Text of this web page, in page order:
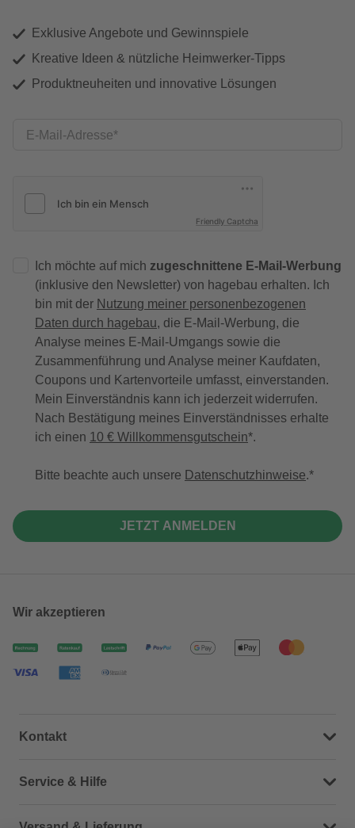
Exklusive Angebote und Gewinnspiele
Kreative Ideen & nützliche Heimwerker-Tipps
Produktneuheiten und innovative Lösungen
E-Mail-Adresse
Friendly Captcha
Ich möchte auf mich zugeschnittene E-Mail-Werbung
(inklusive den Newsletter) von hagebau erhalten. Ich
bin mit der Nutzung meiner personenbezogenen
Daten durch hagebau, die E-Mail-Werbung, die
Analyse meines E-Mail-Umgangs sowie die
Zusammenführung und Analyse meiner Kaufdaten,
Coupons und Kartenvorteile umfasst, einverstanden.
Mein Einverständnis kann ich jederzeit widerrufen.
Nach Bestätigung meines Einverständnisses erhalte
ich einen 10 € Willkommensgutschein*.
Bitte beachte auch unsere Datenschutzhinweise.
JETZT ANMELDEN
Wir akzeptieren
Kontakt
Dein Kontakt zu uns
Service & Hilfe